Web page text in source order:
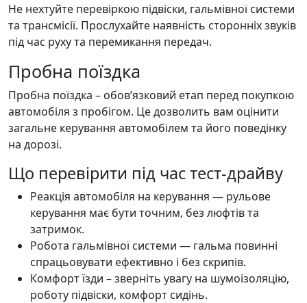
Не нехтуйте перевіркою підвіски, гальмівної системи
та трансмісії. Прослухайте наявність сторонніх звуків
під час руху та перемикання передач.
Пробна поїздка
Пробна поїздка – обов’язковий етап перед покупкою
автомобіля з пробігом. Це дозволить вам оцінити
загальне керування автомобілем та його поведінку
на дорозі.
Що перевірити під час тест-драйву
Реакція автомобіля на керування — рульове
керування має бути точним, без люфтів та
затримок.
Робота гальмівної системи — гальма повинні
спрацьовувати ефективно і без скрипів.
Комфорт їзди – зверніть увагу на шумоізоляцію,
роботу підвіски, комфорт сидінь.